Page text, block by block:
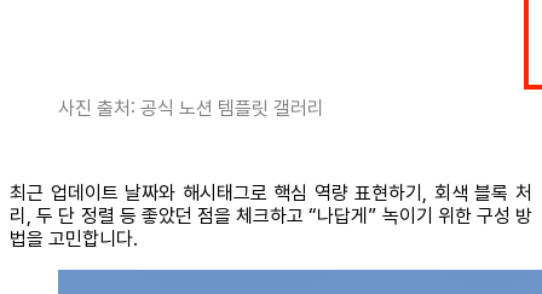
사진 출처: 공식 노션 템플릿 갤러리
최근 업데이트 날짜와 해시태그로 핵심 역량 표현하기, 회색 블록 처
리, 두 단 정렬 등 좋았던 점을 체크하고 “나답게” 녹이기 위한 구성 방
법을 고민합니다.